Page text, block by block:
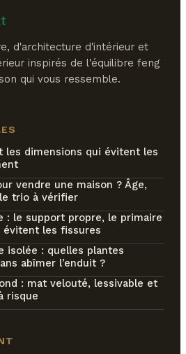
d'architecture d'intérieur et
inspirés de l'équilibre feng
qui vous ressemble.
les dimensions qui évitent les
vendre une maison ? Âge,
trio à vérifier
: le support propre, le primaire
les fissures
isolée : quelles plantes
abîmer l’enduit ?
: mat velouté, lessivable et
risque